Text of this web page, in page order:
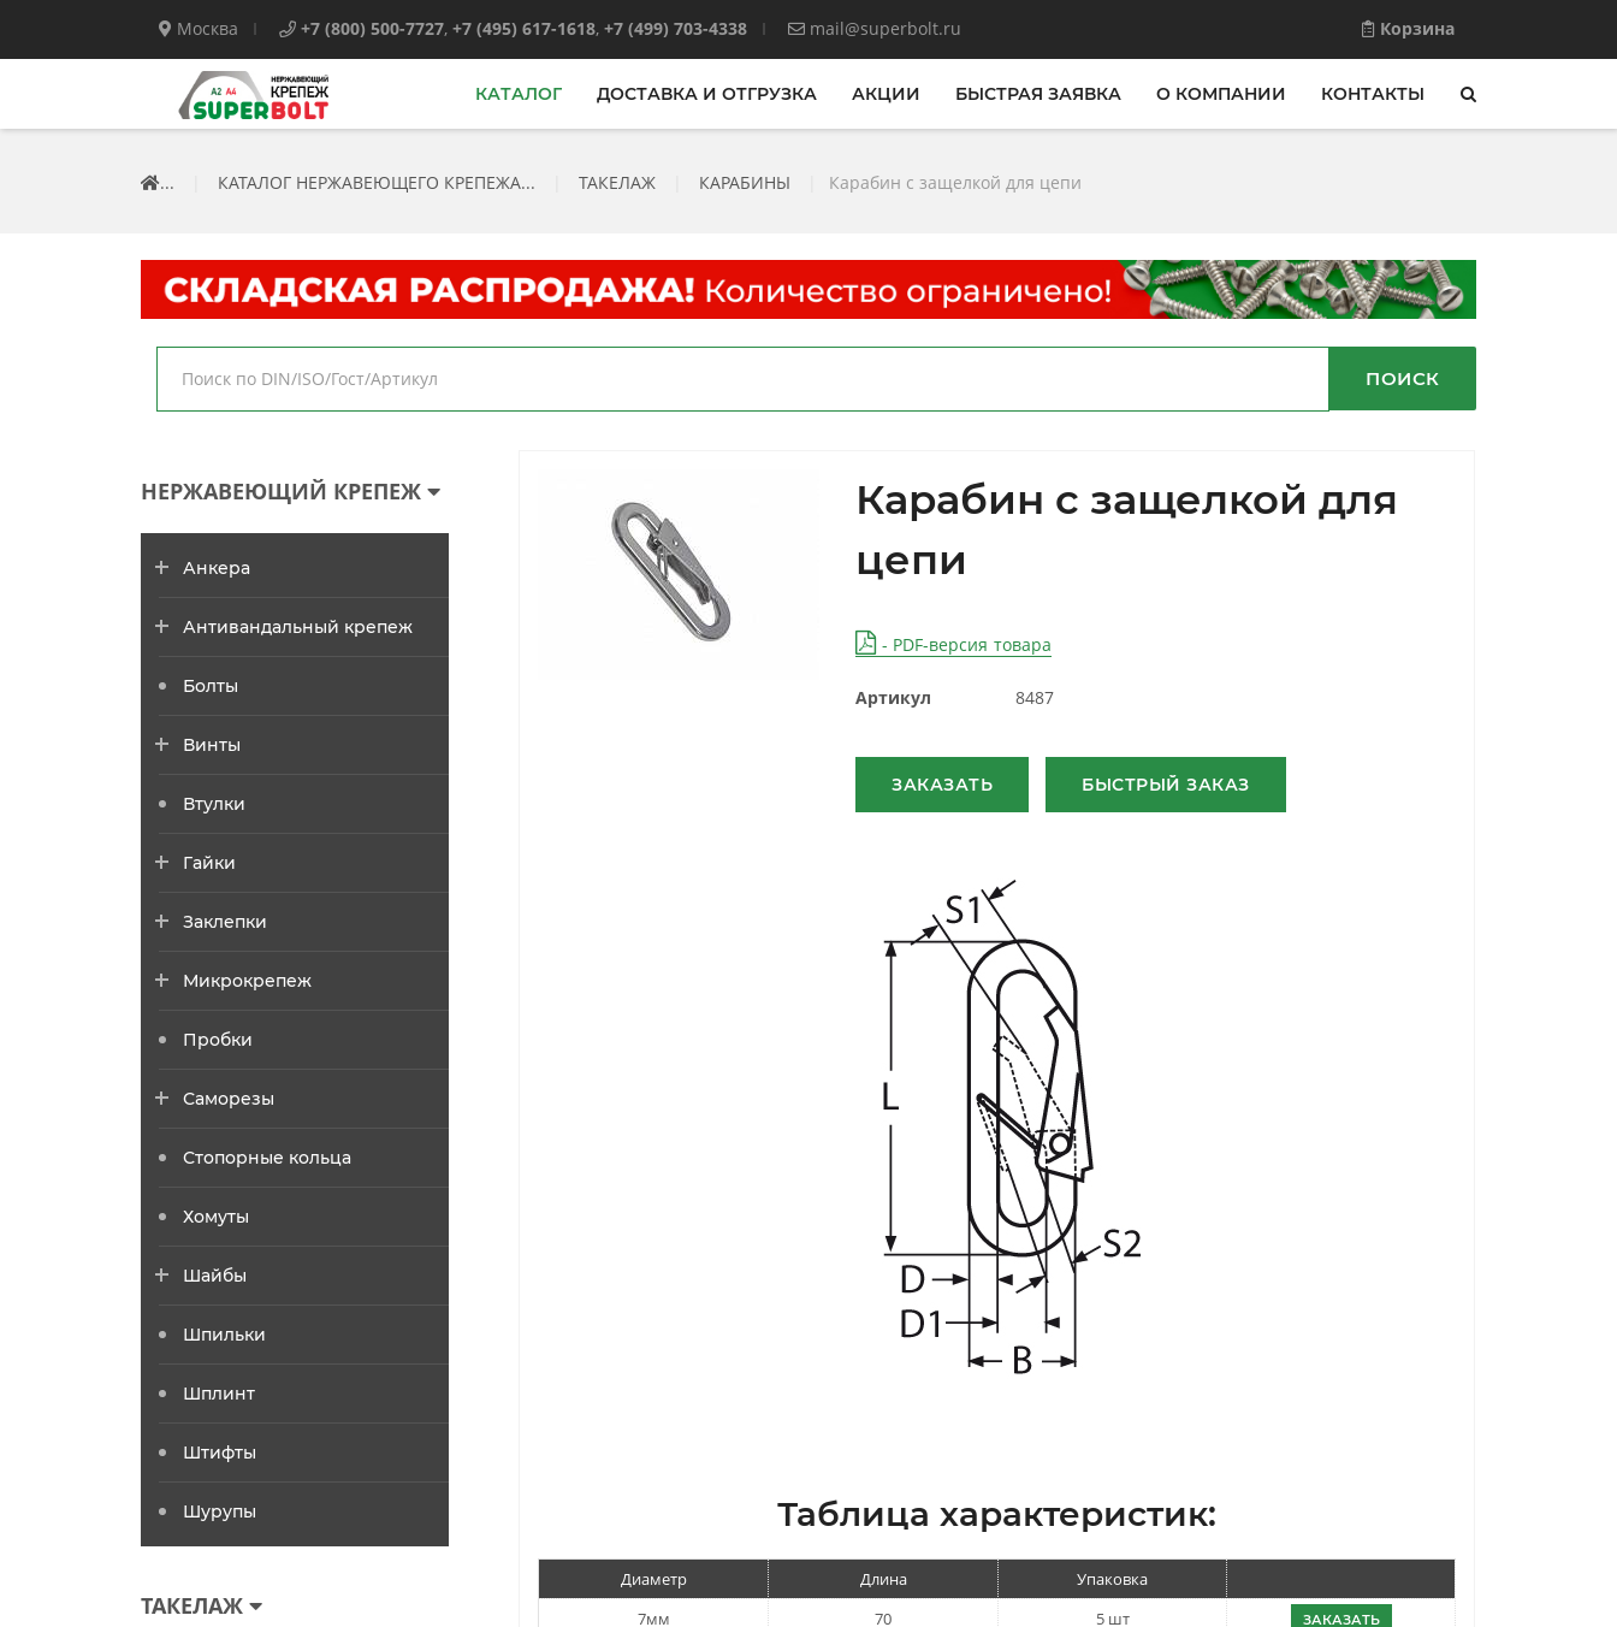
Москва +7 (800) 500-7727, +7 (495) 617-1618, +7 (499) 703-4338 mail@superbolt.ru Корзина
КАТАЛОГ ДОСТАВКА И ОТГРУЗКА АКЦИИ БЫСТРАЯ ЗАЯВКА О КОМПАНИИ КОНТАКТЫ
... КАТАЛОГ НЕРЖАВЕЮЩЕГО КРЕПЕЖА... ТАКЕЛАЖ КАРАБИНЫ Карабин с защелкой для цепи
ПОИСК
Карабин с защелкой для
цепи
- PDF-версия товара
Артикул 8487
ЗАКАЗАТЬ БЫСТРЫЙ ЗАКАЗ
Таблица характеристик:
Диаметр Длина
Упаковка
7мм
70 5 шт ЗАКАЗАТЬ
НЕРЖАВЕЮЩИЙ КРЕПЕЖ
Анкера
Антивандальный крепеж
Болты
Винты
Втулки
Гайки
Заклепки
Микрокрепеж
Пробки
Саморезы
Стопорные кольца
Хомуты
Шайбы
Шпильки
Шплинт
Штифты
Шурупы
ТАКЕЛАЖ